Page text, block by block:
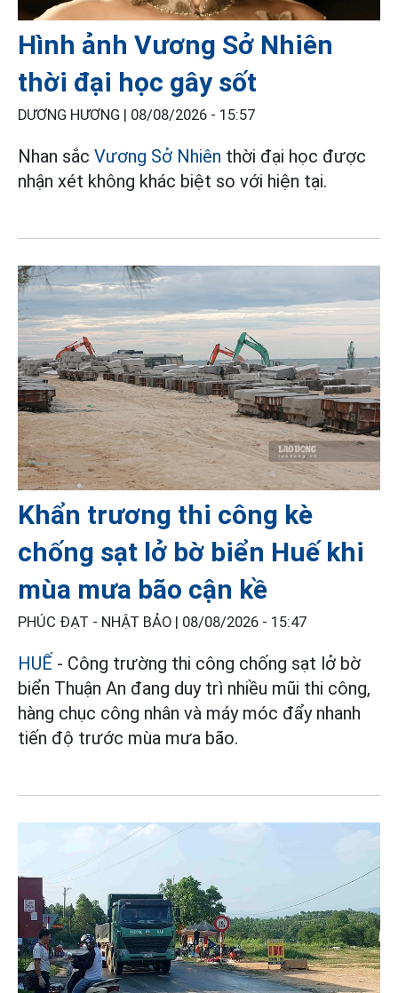
Hình ảnh Vương Sở Nhiên
thời đại học gây sốt
DƯƠNG HƯƠNG | 08/08/2026 - 15:57
Nhan sắc Vương Sở Nhiên thời đại học được
nhận xét không khác biệt so với hiện tại.
Khẩn trương thi công kè
chống sạt lở bờ biển Huế khi
mùa mưa bão cận kề
PHÚC ĐẠT - NHẬT BẢO | 08/08/2026 - 15:47
HUẾ - Công trường thi công chống sạt lở bờ
biển Thuận An đang duy trì nhiều mũi thi công,
hàng chục công nhân và máy móc đẩy nhanh
tiến độ trước mùa mưa bão.